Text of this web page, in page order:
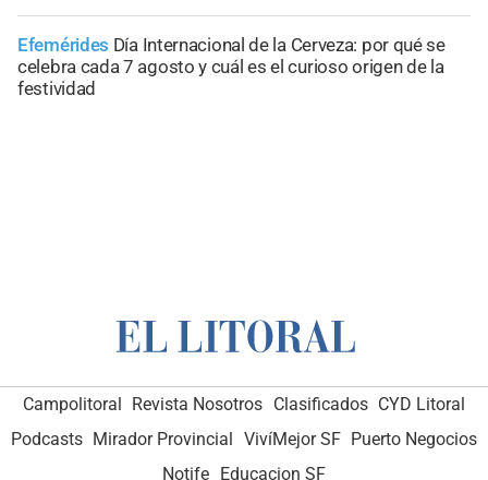
Efemérides Día Internacional de la Cerveza: por qué se
celebra cada 7 agosto y cuál es el curioso origen de la
festividad
Campolitoral Revista Nosotros Clasificados CYD Litoral
Podcasts Mirador Provincial VivíMejor SF Puerto Negocios
Notife
Educacion SF